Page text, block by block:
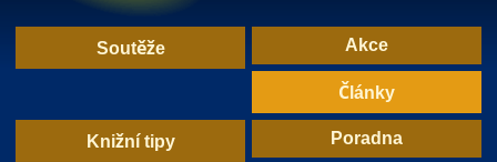
Soutěže Akce
Články
Knižní tipy Poradna